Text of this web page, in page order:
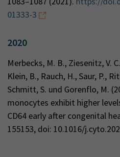
01333-3
2020
Merbecks, M. B., Ziesenitz, V.
Klein, B., Rauch, H., Saur, P.,
Schmitt, S. und Gorenflo, M.
monocytes exhibit higher
CD64 early after congenital
155153, doi: 10.1016/